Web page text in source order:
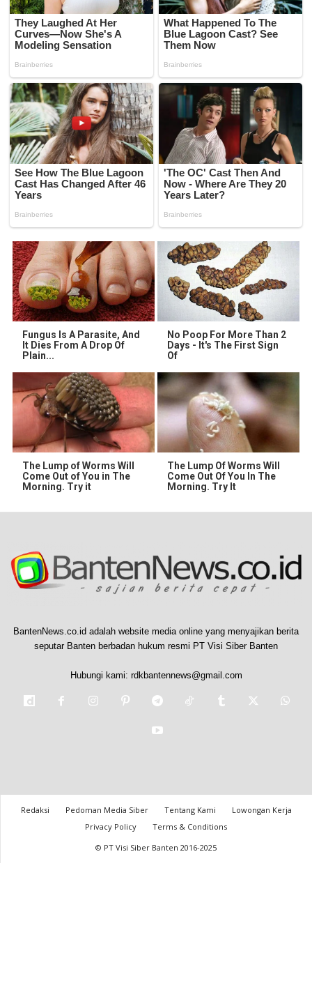
Fungus Is A Parasite, And
It Dies From A Drop Of
Plain...
No Poop For More Than 2
Days - It's The First Sign
Of
The Lump of Worms Will
Come Out of You in The
Morning. Try it
The Lump Of Worms Will
Come Out Of You In The
Morning. Try It
BantenNews.co.id adalah website media online yang menyajikan berita
seputar Banten berbadan hukum resmi PT Visi Siber Banten
Hubungi kami: rdkbantennews@gmail.com
Redaksi Pedoman Media Siber Tentang Kami
Lowongan Kerja
Privacy Policy
Terms & Conditions
© PT Visi Siber Banten 2016-2025